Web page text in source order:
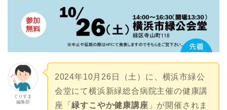
ぐりすま
編集部
2024年10月26日（土）に、横浜市緑公
会堂にて横浜新緑総合病院主催の健康講
座「緑すこやか健康講座 」が開催されま